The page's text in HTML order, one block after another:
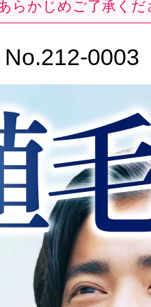
らかじめご了承くだ
212-0003